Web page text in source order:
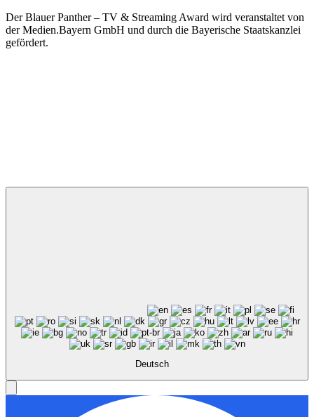
Der Blauer Panther – TV & Streaming Award wird veranstaltet von
der Medien.Bayern GmbH und durch die Bayerische Staatskanzlei
gefördert.
Deutsch